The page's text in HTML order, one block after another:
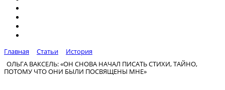
Главная Статьи
История
ОЛЬГА ВАКСЕЛЬ: «ОН СНОВА НАЧАЛ ПИСАТЬ СТИХИ, ТАЙНО,
ПОТОМУ ЧТО ОНИ БЫЛИ ПОСВЯЩЕНЫ МНЕ»